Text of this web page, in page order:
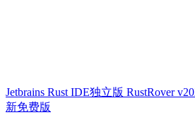
Jetbrains Rust IDE独立版 RustRover
新免费版